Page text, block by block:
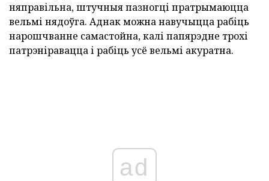
няправільна, штучныя пазногці пратрымаюцца
вельмі нядоўга. Аднак можна навучыцца рабіць
нарошчванне самастойна, калі папярэдне трохі
патрэніравацца і рабіць усё вельмі акуратна.
ad